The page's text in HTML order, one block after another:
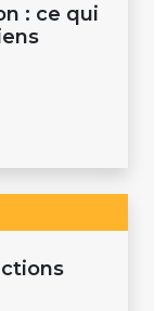
: ce qui